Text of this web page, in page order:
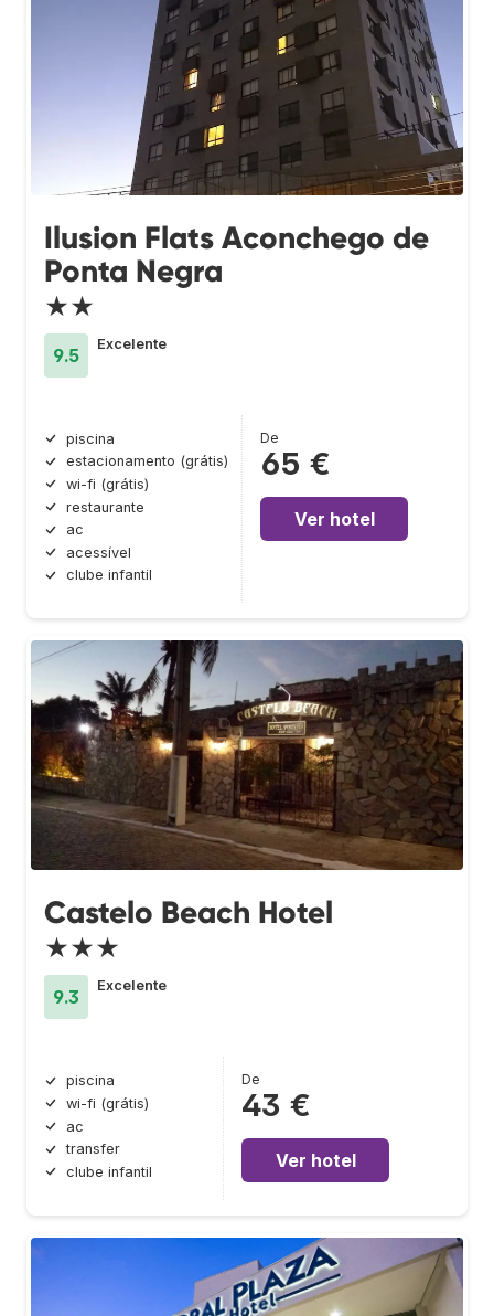
Ilusion Flats Aconchego de
Ponta Negra
★★
9.5
Excelente
piscina
estacionamento (grátis)
wi-fi (grátis)
restaurante
ac
acessível
clube infantil
De
65 €
Ver hotel
Castelo Beach Hotel
★★★
9.3
Excelente
piscina
wi-fi (grátis)
ac
transfer
clube infantil
De
43 €
Ver hotel